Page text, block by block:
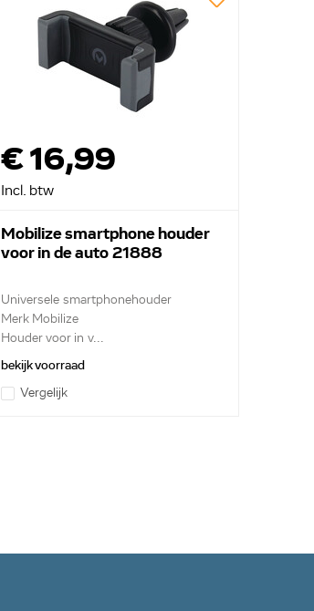
€ 16,99
Incl. btw
Mobilize smartphone houder
voor in de auto 21888
Universele smartphonehouder
Merk Mobilize
Houder voor in v...
bekijk voorraad
Vergelijk